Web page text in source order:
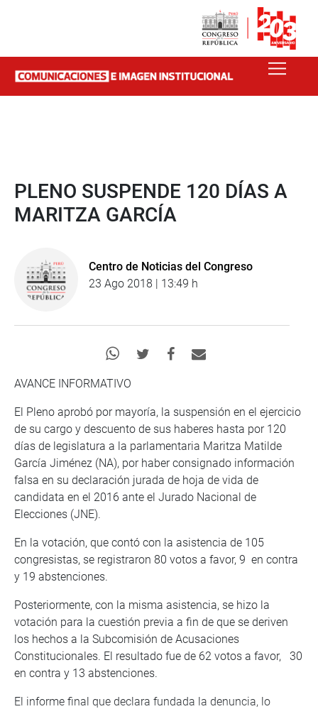
PLENO SUSPENDE 120 DÍAS A
MARITZA GARCÍA
Centro de Noticias del Congreso
23 Ago 2018 | 13:49 h
AVANCE INFORMATIVO
El Pleno aprobó por mayoría, la suspensión en el ejercicio
de su cargo y descuento de sus haberes hasta por 120
días de legislatura a la parlamentaria Maritza Matilde
García Jiménez (NA), por haber consignado información
falsa en su declaración jurada de hoja de vida de
candidata en el 2016 ante el Jurado Nacional de
Elecciones (JNE).
En la votación, que contó con la asistencia de 105
congresistas, se registraron 80 votos a favor, 9 en contra
y 19 abstenciones.
Posteriormente, con la misma asistencia, se hizo la
votación para la cuestión previa a fin de que se deriven
los hechos a la Subcomisión de Acusaciones
Constitucionales. El resultado fue de 62 votos a favor, 30
en contra y 13 abstenciones.
El informe final que declara fundada la denuncia, lo